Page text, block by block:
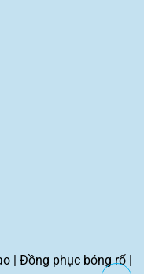
| Đồng phục bóng rổ|